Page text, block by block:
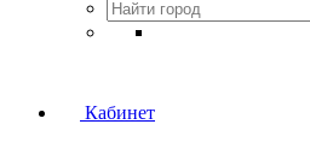
Кабинет